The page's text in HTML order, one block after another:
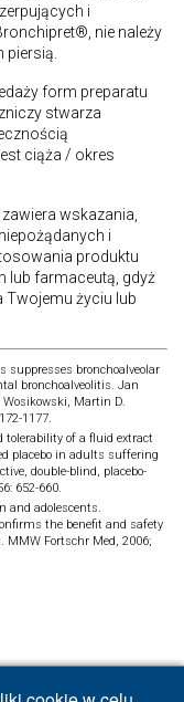
i
nie należy
form preparatu
stwarza
ciąża / okres
wskazania,
i
produktu
lub farmaceutą, gdyż
Twojemu życiu lub
suppresses bronchoalveolar
bronchoalveolitis. Jan
Wosikowski, Martin D.
1177.
tolerability of a fluid extract
placebo in adults suffering
double-blind, placebo-
652-660.
and adolescents.
the benefit and safety
MMW Fortschr Med, 2006;